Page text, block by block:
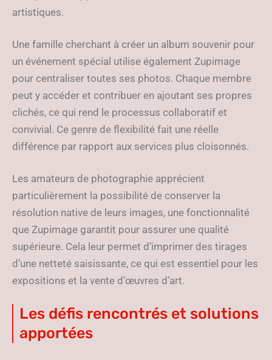
artistiques.
Une famille cherchant à créer un album souvenir pour
un événement spécial utilise également Zupimage
pour centraliser toutes ses photos. Chaque membre
peut y accéder et contribuer en ajoutant ses propres
clichés, ce qui rend le processus collaboratif et
convivial. Ce genre de flexibilité fait une réelle
différence par rapport aux services plus cloisonnés.
Les amateurs de photographie apprécient
particulièrement la possibilité de conserver la
résolution native de leurs images, une fonctionnalité
que Zupimage garantit pour assurer une qualité
supérieure. Cela leur permet d’imprimer des tirages
d’une netteté saisissante, ce qui est essentiel pour les
expositions et la vente d’œuvres d’art.
Les défis rencontrés et solutions
apportées